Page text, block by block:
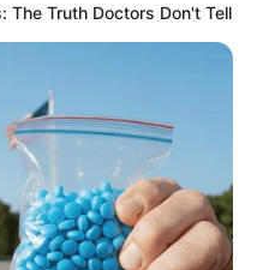
The Truth Doctors Don't Tell